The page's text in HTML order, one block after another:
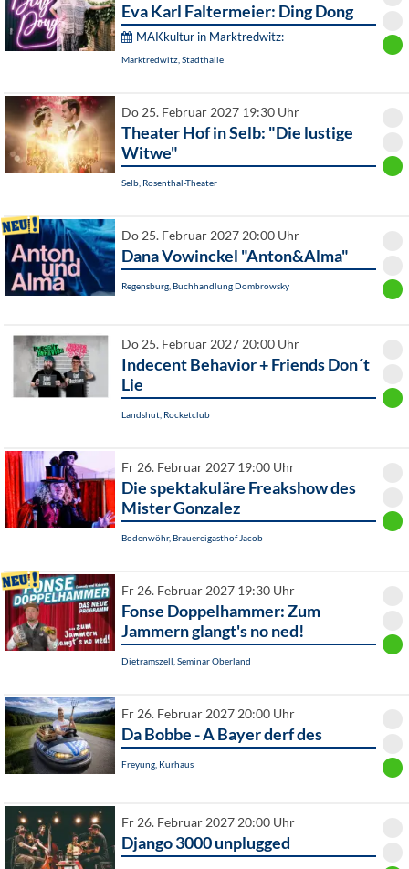
Eva Karl Faltermeier: Ding Dong
MAKkultur in Marktredwitz:
Marktredwitz, Stadthalle
Do 25. Februar 2027 19:30 Uhr
Theater Hof in Selb: "Die lustige
Witwe"
Selb, Rosenthal-Theater
Do 25. Februar 2027 20:00 Uhr
Dana Vowinckel "Anton&Alma"
Regensburg, Buchhandlung Dombrowsky
Do 25. Februar 2027 20:00 Uhr
Indecent Behavior + Friends Don´t
Lie
Landshut, Rocketclub
Fr 26. Februar 2027 19:00 Uhr
Die spektakuläre Freakshow des
Mister Gonzalez
Bodenwöhr, Brauereigasthof Jacob
Fr 26. Februar 2027 19:30 Uhr
Fonse Doppelhammer: Zum
Jammern glangt's no ned!
Dietramszell, Seminar Oberland
Fr 26. Februar 2027 20:00 Uhr
Da Bobbe - A Bayer derf des
Freyung, Kurhaus
Fr 26. Februar 2027 20:00 Uhr
Django 3000 unplugged